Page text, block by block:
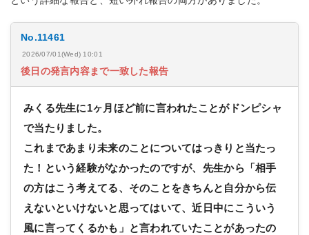
No.11461
2026/07/01(Wed) 10:01
後日の発言内容まで一致した報告
みくる先生に1ヶ月ほど前に言われたことがドンピシャ
で当たりました。
これまであまり未来のことについてはっきりと当たっ
た！という経験がなかったのですが、先生から「相手
の方はこう考えてる、そのことをきちんと自分から伝
えないといけないと思ってはいて、近日中にこういう
風に言ってくるかも」と言われていたことがあったの